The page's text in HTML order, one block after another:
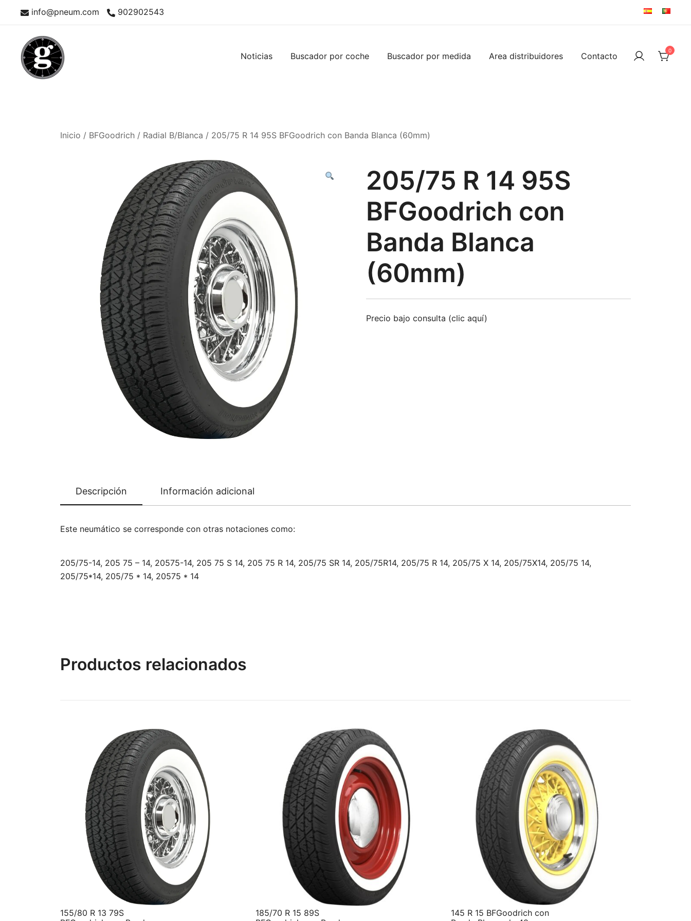
info@pneum.com 902902543
Noticias Buscador por coche Buscador por medida Area distribuidores Contacto
0
Inicio / BFGoodrich / Radial B/Blanca / 205/75 R 14 95S BFGoodrich con Banda Blanca (60mm)
205/75 R 14 95S
BFGoodrich con
Banda Blanca
(60mm)
Precio bajo consulta (clic aquí)
Descripción Información adicional
Este neumático se corresponde con otras notaciones como:
205/75-14, 205 75 – 14, 20575-14, 205 75 S 14, 205 75 R 14, 205/75 SR 14, 205/75R14, 205/75 R 14, 205/75 X 14, 205/75X14, 205/75 14,
205/75*14, 205/75 * 14, 20575 * 14
Productos relacionados
155/80 R 13 79S
185/70 R 15 89S
145 R 15 BFGoodrich con